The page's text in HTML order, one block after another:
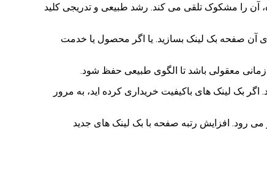
آن را مشکوک تلقی می کند. رشد طبیعی و تدریجی کلید
آن صفحه بک لینک بسازید. یا اگر محصول یا خدمت
معقولی باشد تا الگوی طبیعی حفظ شود.
بک لینک های باکیفیت خریداری کرده اید، به مرور
می رود. افزایش رتبه صفحه با بک لینک های جدید